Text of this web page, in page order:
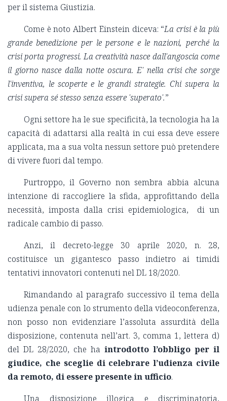
per il sistema Giustizia.
Come è noto Albert Einstein diceva: “La crisi è la più
grande benedizione per le persone e le nazioni, perché la
crisi porta progressi. La creatività nasce dall'angoscia come
il giorno nasce dalla notte oscura. E' nella crisi che sorge
l'inventiva, le scoperte e le grandi strategie. Chi supera la
crisi supera sé stesso senza essere 'superato'.”
Ogni settore ha le sue specificità, la tecnologia ha la
capacità di adattarsi alla realtà in cui essa deve essere
applicata, ma a sua volta nessun settore può pretendere
di vivere fuori dal tempo.
Purtroppo, il Governo non sembra abbia alcuna
intenzione di raccogliere la sfida, approfittando della
necessità, imposta dalla crisi epidemiologica, di un
radicale cambio di passo.
Anzi, il decreto-legge 30 aprile 2020, n. 28,
costituisce un gigantesco passo indietro ai timidi
tentativi innovatori contenuti nel DL 18/2020.
Rimandando al paragrafo successivo il tema della
udienza penale con lo strumento della videoconferenza,
non posso non evidenziare l’assoluta assurdità della
disposizione, contenuta nell’art. 3, comma 1, lettera d)
del DL 28/2020, che ha introdotto l’obbligo per il
giudice, che sceglie di celebrare l’udienza civile
da remoto, di essere presente in ufficio.
Una disposizione illogica e discriminatoria,